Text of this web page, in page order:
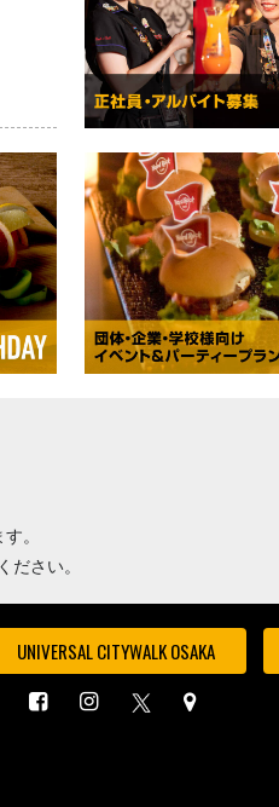
。
ださい。
UNIVERSAL CITYWALK OSAKA